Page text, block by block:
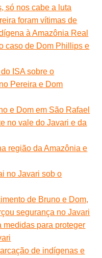
só nos cabe a luta
foram vítimas de
à Amazônia Real
caso de Dom Phillips e
ISA sobre o
Pereira e Dom
e Dom em São Rafael
no vale do Javari e da
região da Amazônia e
no Javari sob o
de Bruno e Dom,
segurança no Javari
medidas para proteger
de indígenas e